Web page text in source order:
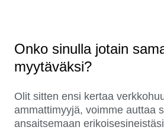
Onko sinulla jotain
myytäväksi?
Olit sitten ensi kertaa
ammattimyyjä, voimme auttaa
ansaitsemaan